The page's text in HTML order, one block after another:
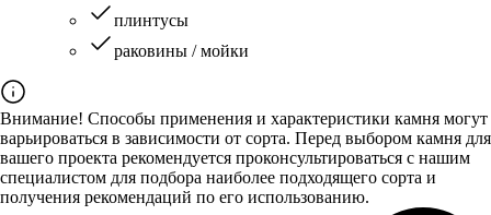
плинтусы
раковины / мойки
Внимание! Способы применения и характеристики камня могут
варьироваться в зависимости от сорта. Перед выбором камня для
вашего проекта рекомендуется проконсультироваться с нашим
специалистом для подбора наиболее подходящего сорта и
получения рекомендаций по его использованию.